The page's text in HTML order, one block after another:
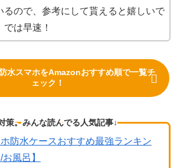
るので、参考にして貰えると嬉しいで
では早速！
水スマホをAmazonおすすめ順で一覧チ
ェック！
策。みんな読んでる人気記事↓
ホ防水ケースおすすめ最強ランキン
風呂】